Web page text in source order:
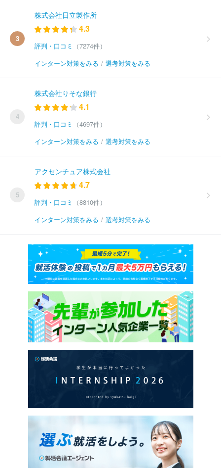
3
株式会社日立製作所
4.3
評判・口コミ
（7274件）
インターン対策をみる / 選考対策をみる
4
株式会社りそな銀行
4.1
評判・口コミ
（4697件）
インターン対策をみる / 選考対策をみる
5
アクセンチュア株式会社
4.7
評判・口コミ
（8810件）
インターン対策をみる / 選考対策をみる